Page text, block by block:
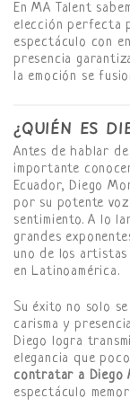
En MA Talent
elección perfecta
espectáculo con
presencia
la emoción se
¿QUIÉN ES
Antes de hablar de
importante
Ecuador, Diego
por su potente
sentimiento. A lo
grandes
uno de los
en Latinoamérica.
Su éxito no solo
carisma y
Diego logra
elegancia que
contratar a Diego
espectáculo